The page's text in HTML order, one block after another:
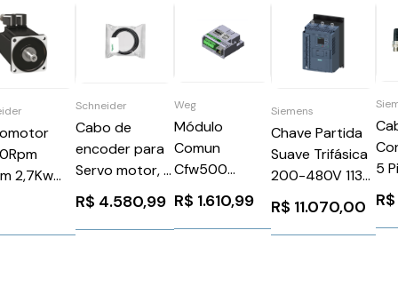
2,7Kw
Schneider
Schneider
Cabo de
encoder para
Servo motor, 3
metros
Schneider
VW3M8102R30
R$ 4.580,99
Weg
Módulo
Comun
Cfw500
Cfw500Cethip
Weg 12892814
R$ 1.610,99
Siemens
Chave Partida
Suave Trifásica
200-480V 113A
110-220V
3RW55342HA14
Siemens
R$ 11.070,00
5
R$